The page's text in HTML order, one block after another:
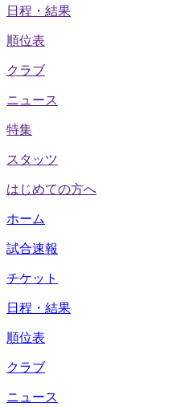
日程・結果
順位表
クラブ
ニュース
特集
スタッツ
はじめての方へ
ホーム
試合速報
チケット
日程・結果
順位表
クラブ
ニュース